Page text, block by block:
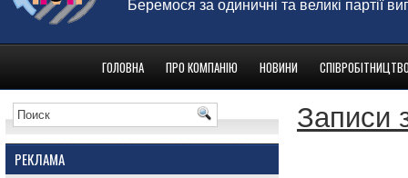
ГОЛОВНА ПРО КОМПАНІЮ НОВИНИ
РЕКЛАМА
Записи